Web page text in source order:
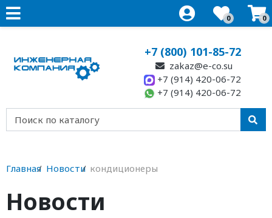
0 0
+7 (800) 101-85-72
zakaz@e-co.su
+7 (914) 420-06-72
+7 (914) 420-06-72
Главная Новости кондиционеры
Новости